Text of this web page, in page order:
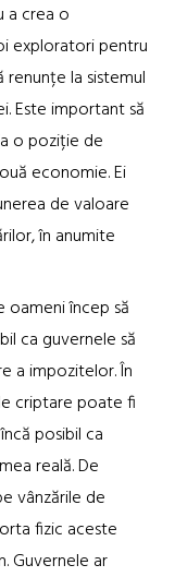
a crea o
exploratori pentru
la sistemul
Este important să
o poziție de
economie. Ei
de valoare
în anumite
oameni încep să
ca guvernele să
a impozitelor. În
criptare poate fi
posibil ca
reală. De
vânzările de
fizic aceste
Guvernele ar